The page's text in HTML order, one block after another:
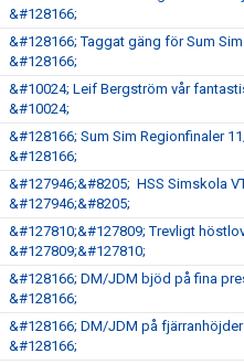
&#128166;
&#128166; Taggat gäng för Sum
&#128166;
&#10024; Leif Bergström vår
&#10024;
&#128166; Sum Sim Regionfinaler
&#128166;
&#127946;&#8205; HSS Simskola
&#127946;&#8205;
&#127810;&#127809; Trevligt
&#127809;&#127810;
&#128166; DM/JDM bjöd på fina
&#128166;
&#128166; DM/JDM på
&#128166;